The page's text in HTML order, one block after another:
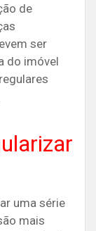
de
ser
do imóvel
uma série
mais